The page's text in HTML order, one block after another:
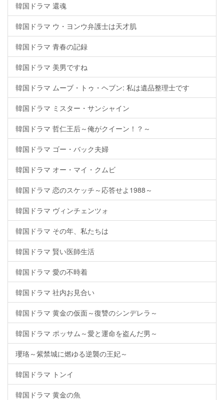
韓国ドラマ 還魂
韓国ドラマ ウ・ヨンウ弁護士は天才肌
韓国ドラマ 青春の記録
韓国ドラマ 美男ですね
韓国ドラマ ムーブ・トゥ・ヘブン: 私は遺品整理士です
韓国ドラマ ミスター・サンシャイン
韓国ドラマ 哲仁王后～俺がクイーン！？～
韓国ドラマ ゴー・バック夫婦
韓国ドラマ オー・マイ・クムビ
韓国ドラマ 恋のスケッチ～応答せよ1988～
韓国ドラマ ヴィンチェンツォ
韓国ドラマ その年、私たちは
韓国ドラマ 賢い医師生活
韓国ドラマ 愛の不時着
韓国ドラマ 社内お見合い
韓国ドラマ 黄金の仮面～復讐のシンデレラ～
韓国ドラマ ポッサム～愛と運命を盗んだ男～
瓔珞～紫禁城に燃ゆる逆襲の王妃～
韓国ドラマ トンイ
韓国ドラマ 黄金の魚